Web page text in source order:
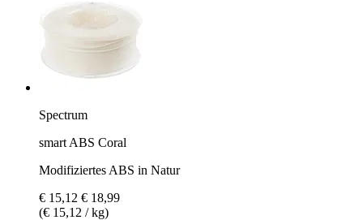
Spectrum
smart ABS Coral
Modifiziertes ABS in Natur
€ 15,12 € 18,99
(€ 15,12 / kg)